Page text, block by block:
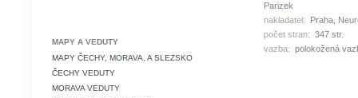
MAPY A VEDUTY
MAPY ČECHY, MORAVA, A SLEZSKO
ČECHY VEDUTY
MORAVA VEDUTY
Parizek
nakladatel:
Praha,
počet stran: 347 str.
vazba: polokožená